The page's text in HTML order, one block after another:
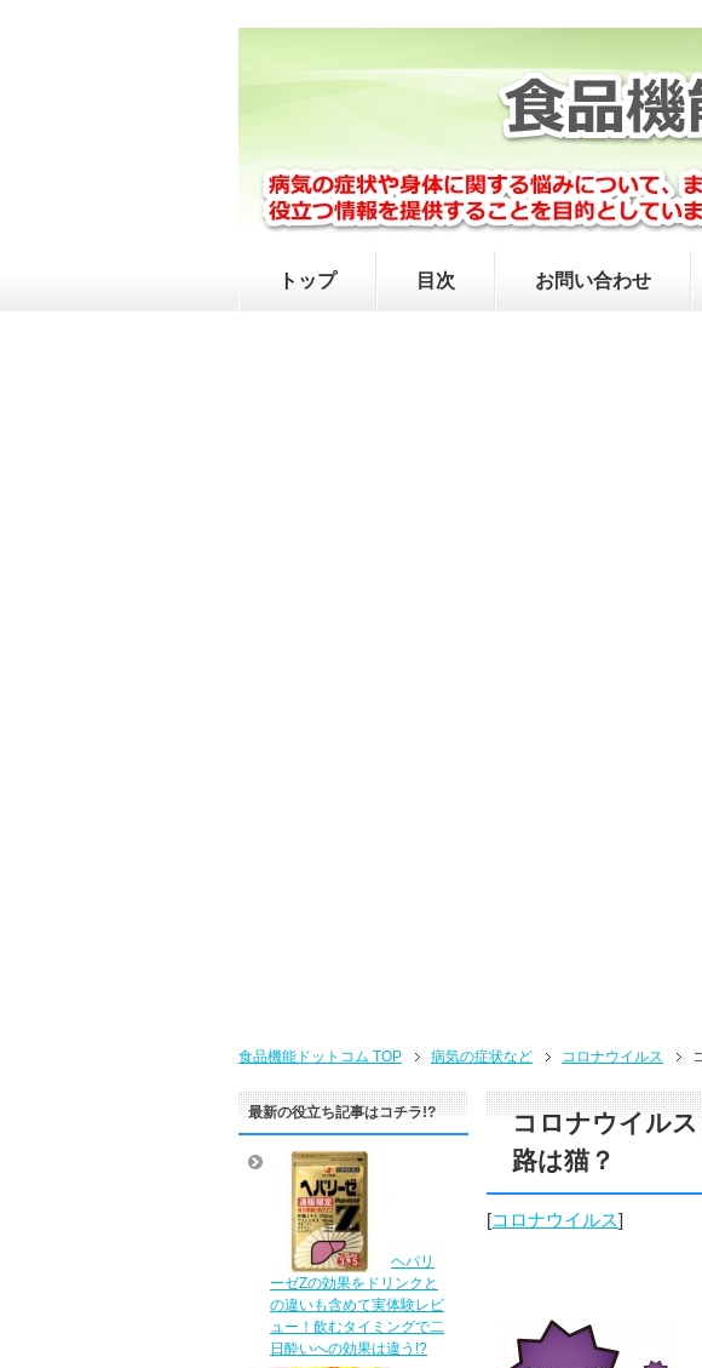
トップ 目次 お問い合わせ
食品機能ドットコム TOP 病気の症状など コロナウイルス
コロナウイル
路は猫？
[コロナウイルス]
最新の役立ち記事はコチラ!?
ヘパリ
ーゼZの効果をドリンクと
の違いも含めて実体験レビ
ュー！飲むタイミングで二
日酔いへの効果は違う!?